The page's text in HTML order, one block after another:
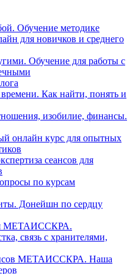
Обучение методике
для новичков и среднего
Обучение для работы с
Как найти, понять и
изобилие, финансы.
онлайн курс для опытных
сеансов для
по курсам
Донейшн по сердцу
МЕТАИССКРА.
связь с хранителями,
МЕТАИССКРА. Наша